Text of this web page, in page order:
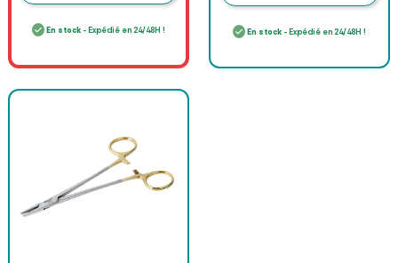
En stock - Expédié en 24/48H !
En stock- Expédié en 24/48H !